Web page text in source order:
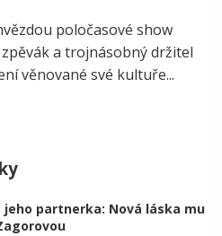
poločasové show
a trojnásobný držitel
věnované své kultuře...
partnerka: Nová láska mu